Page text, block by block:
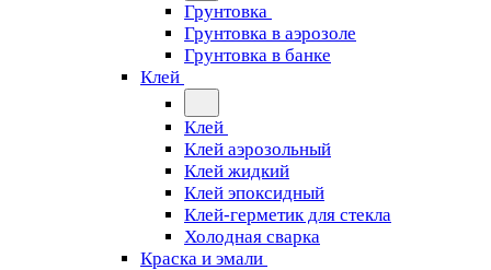
Грунтовка
Грунтовка в аэрозоле
Грунтовка в банке
Клей
Клей
Клей аэрозольный
Клей жидкий
Клей эпоксидный
Клей-герметик для стекла
Холодная сварка
Краска и эмали